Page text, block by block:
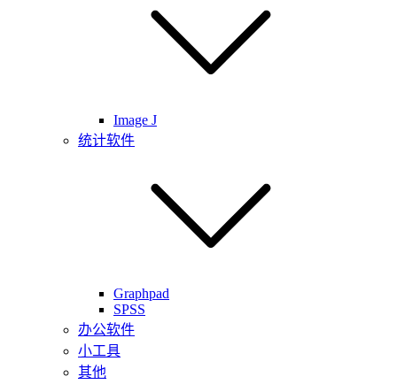
Image J
统计软件
Graphpad
SPSS
办公软件
小工具
其他